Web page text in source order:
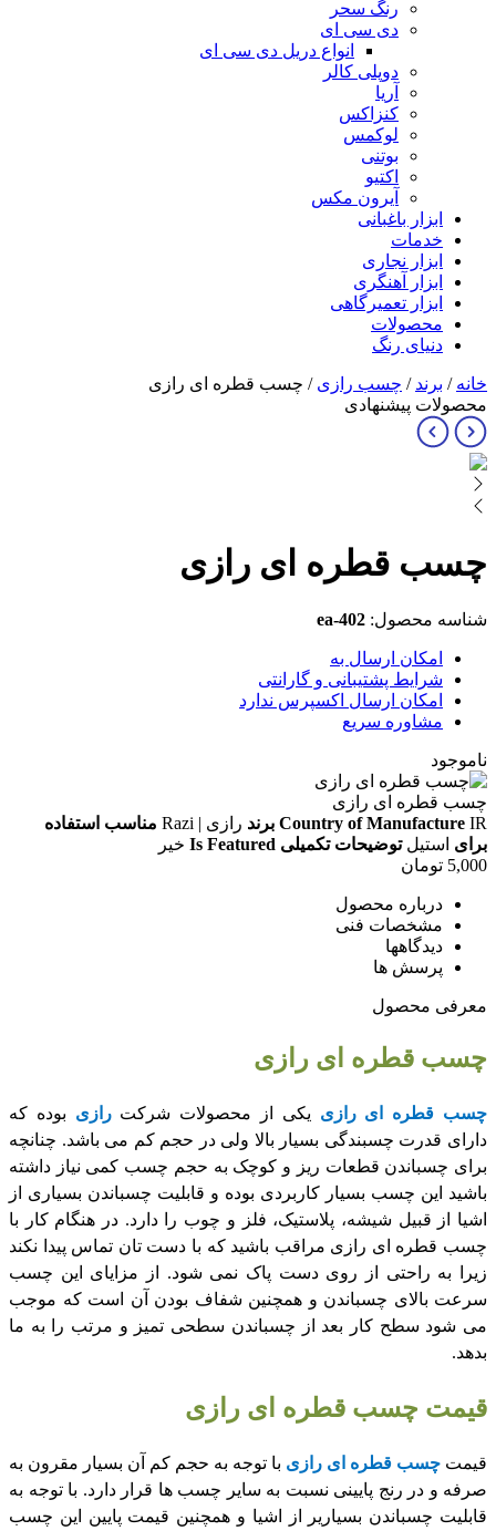
رنگ سحر
دی سی ای
انواع دریل دی سی ای
دوپلی کالر
آریا
کنزاکس
لوکمس
بوتنی
اکتیو
آیرون مکس
ابزار باغبانی
خدمات
ابزار نجاری
ابزار آهنگری
ابزار تعمیرگاهی
محصولات
دنیای رنگ
خانه / برند / چسب رازی / چسب قطره ای رازی
محصولات پیشنهادی
چسب قطره ای رازی
شناسه محصول: ea-402
امکان ارسال به
شرایط پشتیبانی و گارانتی
امکان ارسال اکسپرس ندارد
مشاوره سریع
ناموجود
چسب قطره ای رازی
Country of Manufacture IR برند رازی | Razi
مناسب استفاده
برای استیل توضیحات تکمیلی Is Featured خیر
5,000 تومان
درباره محصول
مشخصات فنی
دیدگاهها
پرسش ها
معرفی محصول
چسب قطره ای رازی
چسب قطره ای رازی یکی از محصولات شرکترازی بوده که
دارای قدرت چسبندگی بسیار بالا ولی در حجم کم می باشد. چنانچه
برای چسباندن قطعات ریز و کوچک به حجم چسب کمی نیاز داشته
باشید این چسب بسیار کاربردی بوده و قابلیت چسباندن بسیاری از
اشیا از قبیل شیشه، پلاستیک، فلز و چوب را دارد. در هنگام کار با
چسب قطره ای رازی مراقب باشید که با دست تان تماس پیدا نکند
زیرا به راحتی از روی دست پاک نمی شود. از مزایای این چسب
سرعت بالای چسباندن و همچنین شفاف بودن آن است که موجب
می شود سطح کار بعد از چسباندن سطحی تمیز و مرتب را به ما
بدهد.
قیمت چسب قطره ای رازی
قیمت چسب قطره ای رازی با توجه به حجم کم آن بسیار مقرون به
صرفه و در رنج پایینی نسبت به سایر چسب ها قرار دارد. با توجه به
قابلیت چسباندن بسیاریر از اشیا و همچنین قیمت پایین این چسب